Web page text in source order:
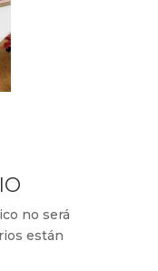
no será
están